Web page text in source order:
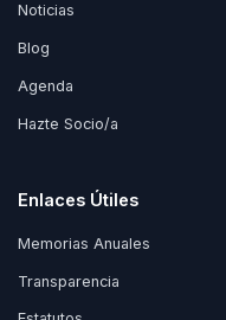
Noticias
Blog
Agenda
Hazte Socio/a
Enlaces Útiles
Memorias Anuales
Transparencia